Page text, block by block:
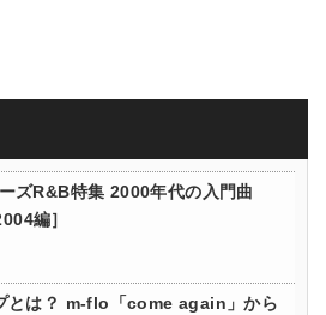
ズR&B特集 2000年代の入門曲
編］
とは？ m-flo「come again」から